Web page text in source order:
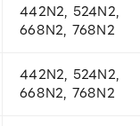
442N2, 524N2,
668N2, 768N2
442N2, 524N2,
668N2, 768N2